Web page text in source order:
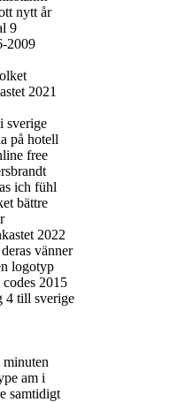
nytt år
9
2009
2021
sverige
på hotell
free
ich fühl
bättre
2022
vänner
logotyp
2015
4 till sverige
minuten
am i
samtidigt